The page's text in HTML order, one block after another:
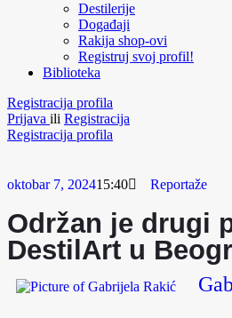
Destilerije
Događaji
Rakija shop-ovi
Registruj svoj profil!
Biblioteka
Registracija profila
Prijava ili Registracija
Registracija profila
oktobar 7, 202415:40 Reportaže
Održan je drugi
DestilArt u